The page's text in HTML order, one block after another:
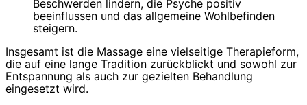
Beschwerden lindern, die Psyche positiv
beeinflussen und das allgemeine Wohlbefinden
steigern.
Insgesamt ist die Massage eine vielseitige Therapieform,
die auf eine lange Tradition zurückblickt und sowohl zur
Entspannung als auch zur gezielten Behandlung
eingesetzt wird.